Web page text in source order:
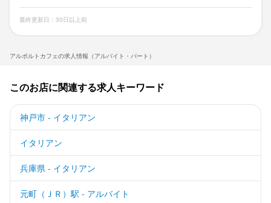
アルポルトカフェの求人情報（アルバイト・パート）
最終更新日：30日以上前
このお店に関連する求人キーワード
神戸市 - イタリアン
イタリアン
兵庫県 - イタリアン
元町（ＪＲ）駅 - アルバイト